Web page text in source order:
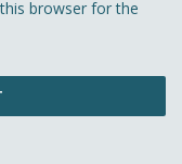
browser for the